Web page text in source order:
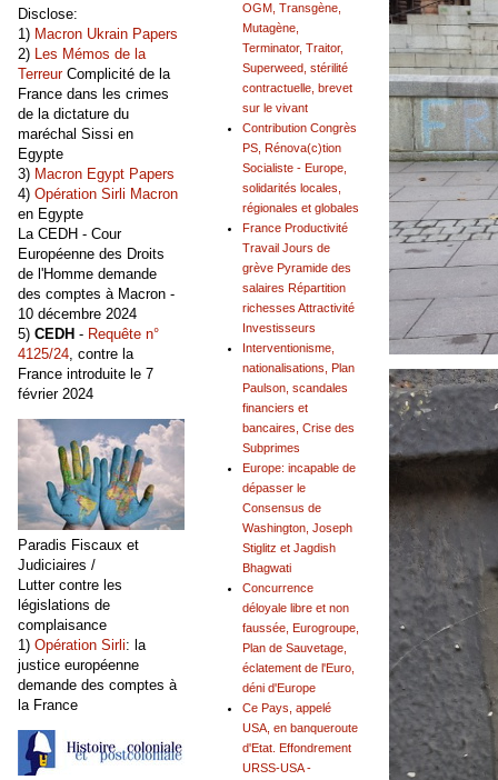
OGM, Transgène,
Mutagène,
Terminator, Traitor,
Superweed, stérilité
contractuelle, brevet
sur le vivant
Contribution Congrès
PS, Rénova(c)tion
Socialiste - Europe,
solidarités locales,
régionales et globales
France Productivité
Travail Jours de
grève Pyramide des
salaires Répartition
richesses Attractivité
Investisseurs
Interventionisme,
nationalisations, Plan
Paulson, scandales
financiers et
bancaires, Crise des
Subprimes
Europe: incapable de
dépasser le
Consensus de
Washington, Joseph
Stiglitz et Jagdish
Bhagwati
Concurrence
déloyale libre et non
faussée, Eurogroupe,
Plan de Sauvetage,
éclatement de l'Euro,
déni d'Europe
Ce Pays, appelé
USA, en banqueroute
d'Etat. Effondrement
URSS-USA -
Disclose:
1) Macron Ukrain Papers
2) Les Mémos de la
TerreurComplicité de la
France dans les crimes
de la dictature du
maréchal Sissi en
Egypte
3) Macron Egypt Papers
4) Opération Sirli Macron
en Egypte
La CEDH - Cour
Européenne des Droits
de l'Homme demande
des comptes à Macron -
10 décembre 2024
5) CEDH - Requête n°
4125/24, contre la
France introduite le 7
février 2024
Paradis Fiscaux et
Judiciaires /
Lutter contre les
législations de
complaisance
1) Opération Sirli: la
justice européenne
demande des comptes à
la France